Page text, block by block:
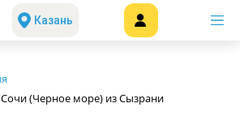
Казань
(Черное море) из Сызрани